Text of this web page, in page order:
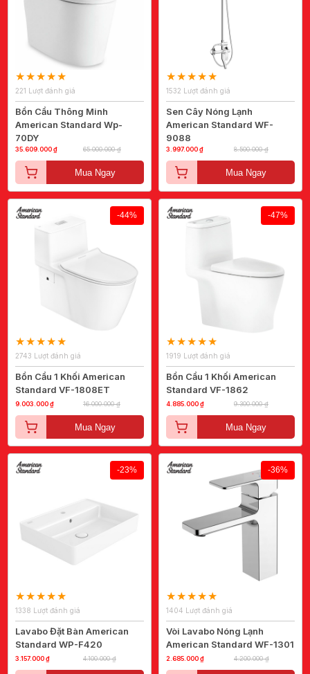
221 Lượt đánh giá
Bồn Cầu Thông Minh
American Standard Wp-
70DY
35.609.000 ₫ 65.000.000 ₫
Mua Ngay
1532 Lượt đánh giá
Sen Cây Nóng Lạnh
American Standard WF-
9088
3.997.000 ₫ 8.500.000 ₫
Mua Ngay
-44%
2743 Lượt đánh giá
Bồn Cầu 1 Khối American
Standard VF-1808ET
9.003.000 ₫ 16.000.000 ₫
Mua Ngay
-47%
1919 Lượt đánh giá
Bồn Cầu 1 Khối American
Standard VF-1862
4.885.000 ₫ 9.300.000 ₫
Mua Ngay
-23%
1338 Lượt đánh giá
Lavabo Đặt Bàn American
Standard WP-F420
3.157.000 ₫ 4.100.000 ₫
-36%
1404 Lượt đánh giá
Vòi Lavabo Nóng Lạnh
American Standard WF-1301
2.685.000 ₫ 4.200.000 ₫